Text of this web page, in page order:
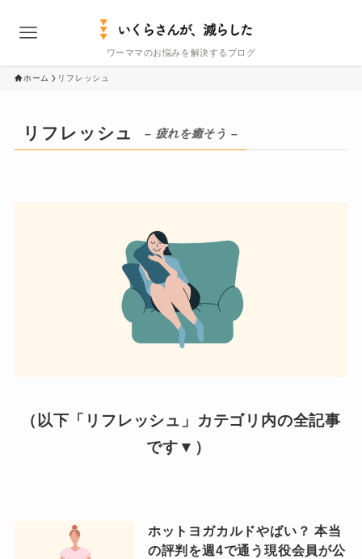
ワーママのお悩みを解決するブログ
ホーム リフレッシュ
リフレッシュ – 疲れを癒そう –
（以下「リフレッシュ」カテゴリ内の全記事
です▼）
ホットヨガカルドやばい？ 本当
の評判を週4で通う現役会員が公